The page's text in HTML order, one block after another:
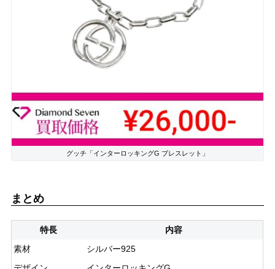
グッチ「インターロッキングG ブレスレット」
まとめ
特長
内容
素材
シルバー925